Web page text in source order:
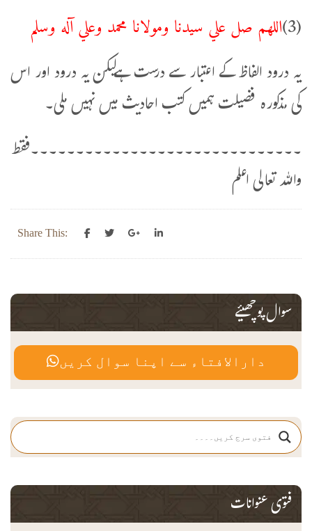
(3) اللهم صل علي سيدنا ومولانا محمد وعلي آله وسلم
یہ درود الفاظ کے اعتبار سے درست ہےلیکن یہ درود اور اس
کی مذكوره فضیلت ہمیں کتب احادیث میں نہیں ملی۔
۔۔۔۔۔۔۔۔۔۔۔۔۔۔۔۔۔۔۔۔۔۔۔۔۔۔۔۔۔۔فقط
واللہ تعالی اعلم
Share This:
سوال پوچھیئے
دارالافتاء سے اپنا سوال کریں
فتوی عنوانات